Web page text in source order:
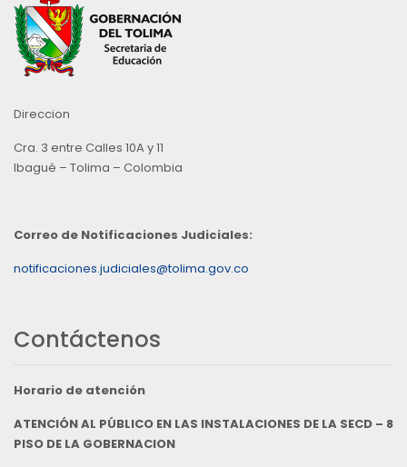
Direccion
Cra. 3 entre Calles 10A y 11
Ibagué – Tolima – Colombia
Correo de Notificaciones Judiciales:
notificaciones.judiciales@tolima.gov.co
Contáctenos
Horario de atención
ATENCIÓN AL PÚBLICO EN LAS INSTALACIONES DE LA SECD – 8
PISO DE LA GOBERNACION